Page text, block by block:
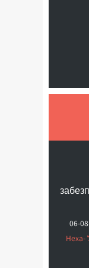
06-
סיכום הניסוי ב'מקורות': בחינת הכיסויים הצפים של Hexa-